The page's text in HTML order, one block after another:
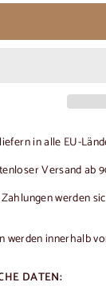
in alle EU-
Versand ab
werden
werden innerhalb
DATEN: